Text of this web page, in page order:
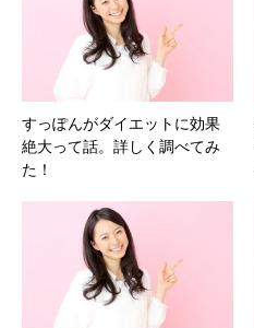
すっぽんがダイエットに効果
絶大って話。詳しく調べてみ
た！